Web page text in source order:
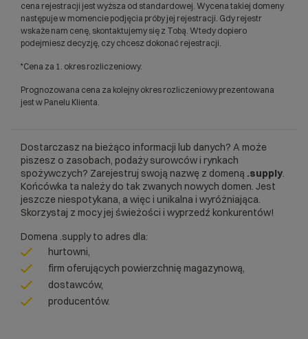
cena rejestracji jest wyższa od standardowej. Wycena takiej domeny
następuje w momencie podjęcia próby jej rejestracji. Gdy rejestr
wskaże nam cenę, skontaktujemy się z Tobą. Wtedy dopiero
podejmiesz decyzję, czy chcesz dokonać rejestracji.
*Cena za 1. okres rozliczeniowy.
Prognozowana cena za kolejny okres rozliczeniowy prezentowana
jest w Panelu Klienta.
Dostarczasz na bieżąco informacji lub danych? A może
piszesz o zasobach, podaży surowców i rynkach
spożywczych? Zarejestruj swoją nazwę z domeną .supply.
Końcówka ta należy do tak zwanych nowych domen. Jest
jeszcze niespotykana, a więc i unikalna i wyróżniająca.
Skorzystaj z mocy jej świeżości i wyprzedź konkurentów!
Domena .supply to adres dla:
hurtowni,
firm oferujących powierzchnię magazynową,
dostawców,
producentów.